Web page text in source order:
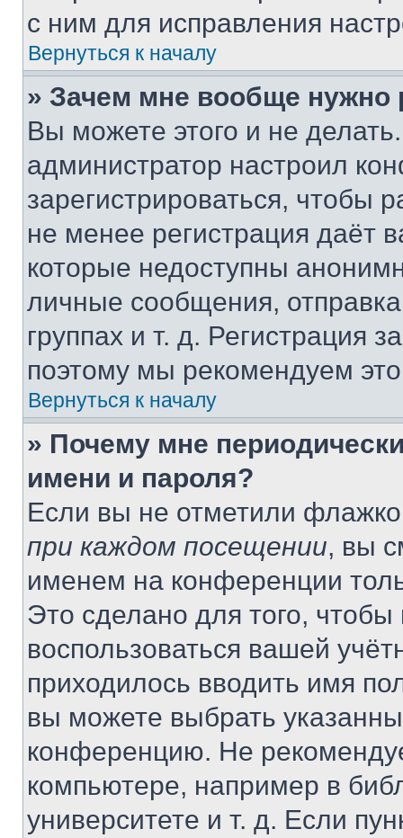
с ним для исправления
Вернуться к началу
» Зачем мне вообще нужно
Вы можете этого и не
администратор настроил
зарегистрироваться, чтобы
не менее регистрация даёт
которые недоступны
личные сообщения,
группах и т. д. Регистрация
поэтому мы рекомендуем
Вернуться к началу
» Почему мне
имени и пароля?
Если вы не отметили
при каждом посещении, вы
именем на конференции
Это сделано для того, чтобы
воспользоваться вашей
приходилось вводить имя
вы можете выбрать
конференцию. Не
компьютере, например в
университете и т. д. Если